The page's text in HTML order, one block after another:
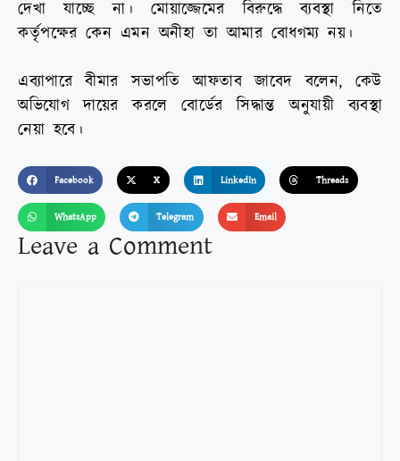
দেখা যাচ্ছে না। মোয়াজ্জেমের বিরুদ্ধে ব্যবস্থা নিতে
কর্তৃপক্ষের কেন এমন অনীহা তা আমার বোধগম্য নয়।
এব্যাপারে বীমার সভাপতি আফতাব জাবেদ বলেন, কেউ
অভিযোগ দায়ের করলে বোর্ডের সিদ্ধান্ত অনুযায়ী ব্যবস্থা
নেয়া হবে।
Facebook X LinkedIn Threads
WhatsApp Telegram Email
Leave a Comment